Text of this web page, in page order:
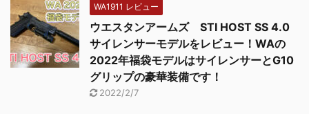
WA1911 レビュー
ウエスタンアームズ STI HOST SS 4.0
サイレンサーモデルをレビュー！WAの
2022年福袋モデルはサイレンサーとG10
グリップの豪華装備です！
2022/2/7